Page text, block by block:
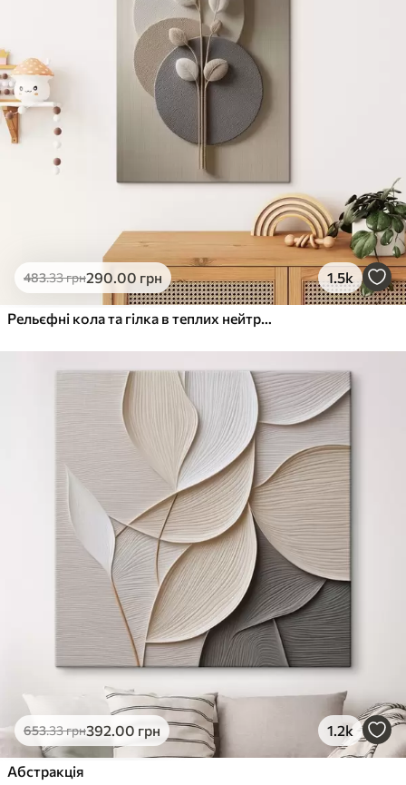
483.33грн290.00 грн 1.5k
Рельєфні кола та гілка в теплих нейтральних тонах
653.33грн392.00 грн 1.2k
Абстракція